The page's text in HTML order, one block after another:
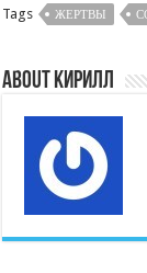
Tags ЖЕРТВЫ
About Кирилл